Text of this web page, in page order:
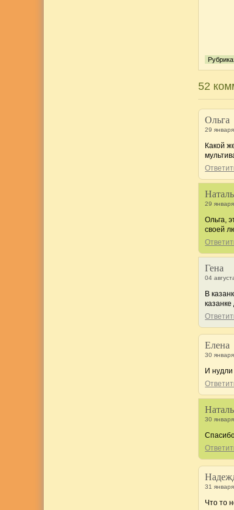
Рубрика:
52
Ольга
29
Какой
29
Ольга,
своей
Гена
04
В
Елена
30
И нудли
30
31
Что то